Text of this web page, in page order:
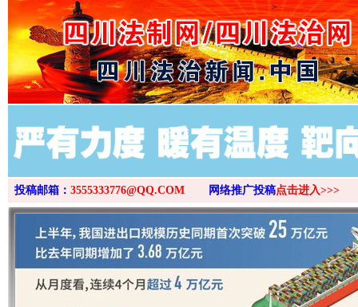
>
投稿邮箱： 3555333776@QQ.COM 网络推广投稿点击进入>>>